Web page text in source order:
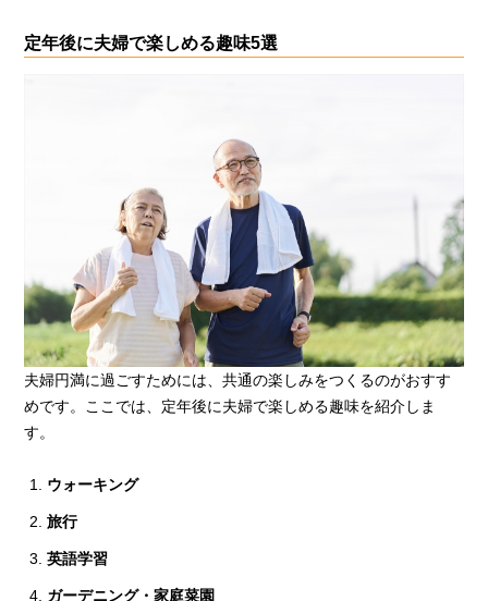
定年後に夫婦で楽しめる趣味5選
夫婦円満に過ごすためには、共通の楽しみをつくるのがおすす
めです。ここでは、定年後に夫婦で楽しめる趣味を紹介しま
す。
ウォーキング
旅行
英語学習
ガーデニング・家庭菜園